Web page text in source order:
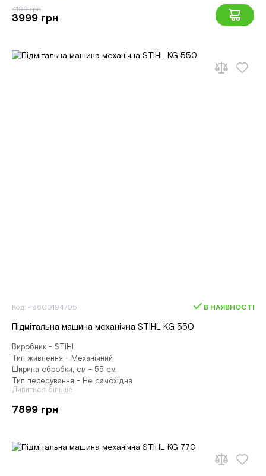
4199 грн
3999 грн
Код: 48600194705 В НАЯВНОСТІ
Підмітальна машина механічна STIHL KG 550
Виробник - STIHL
Тип живлення - Механічний
Ширина обробки, см - 55 см
Тип пересування - Не самохідна
Дивитися більше
7899 грн